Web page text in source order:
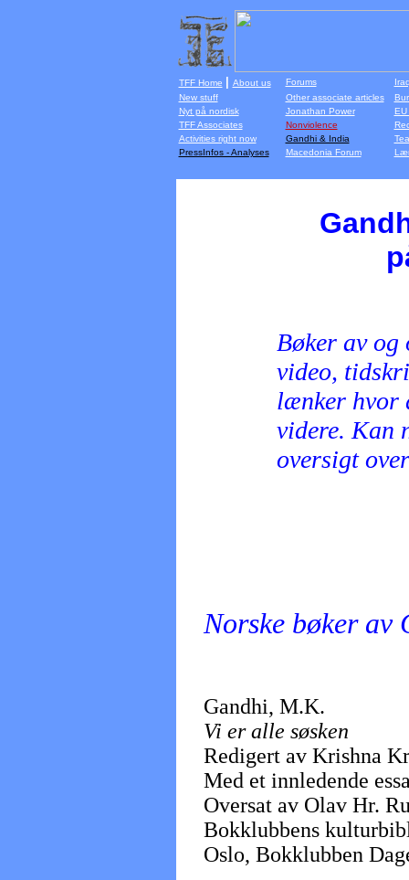
TFF Home About us Forums
New stuff
Other associate articles
Nyt på nordisk
Jonathan Power
EU
TFF Associates
Nonviolence
Activities right now
Gandhi & India
PressInfos - Analyses
Macedonia Forum
Bøker av og
video,
lænker hvor
videre. Kan
oversigt
Norske bøker av
Gandhi, M.K.
Vi er alle søsken
Redigert av Krishna
Med et innledende
Oversat av Olav Hr.
Bokklubbens
Oslo, Bokklubben